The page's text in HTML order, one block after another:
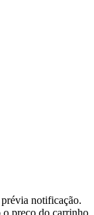
notificação.
o preço do carrinho